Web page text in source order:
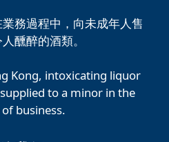
務過程中，向未成年人售
醺醉的酒類。
Kong, intoxicating liquor
to a minor in the
business.